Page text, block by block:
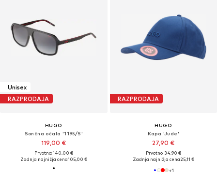
Unisex
RAZPRODAJA
HUGO
Sončna očala '1195/S'
119,00 €
Prvotno: 140,00 €
Zadnja najnižja cena105,00 €
RAZPRODAJA
HUGO
Kapa 'Jude'
27,90 €
Prvotno: 34,90 €
Zadnja najnižja cena25,11 €
+1